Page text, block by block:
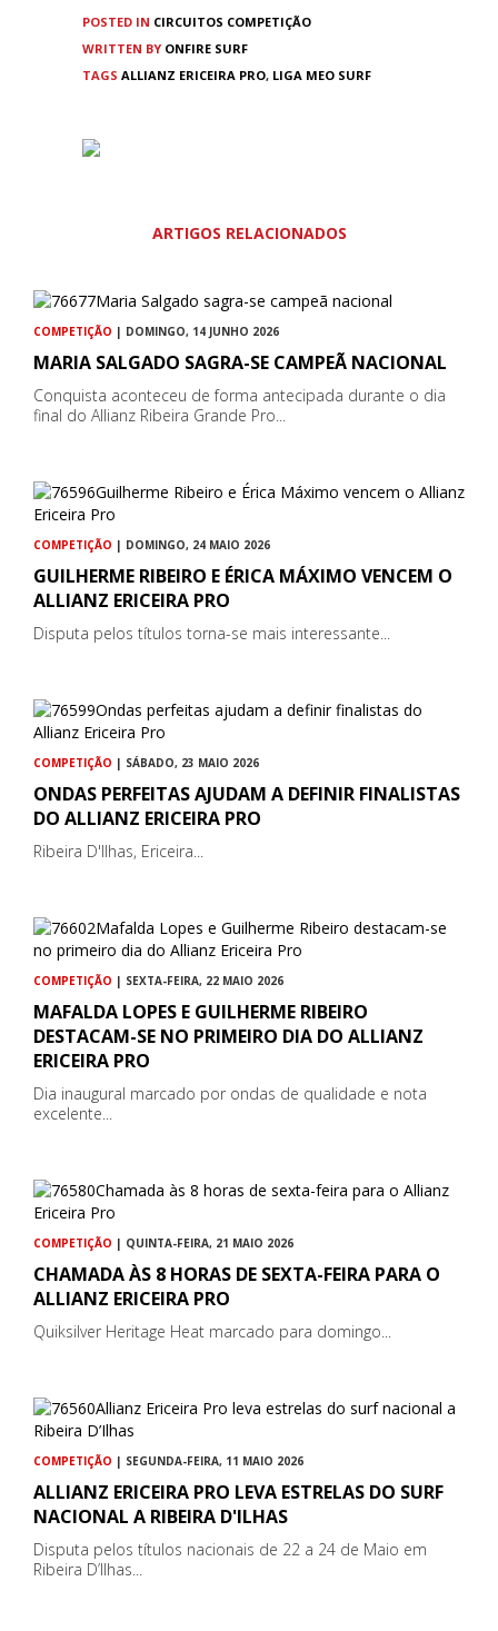
POSTED IN CIRCUITOS COMPETIÇÃO
WRITTEN BY ONFIRE SURF
TAGS ALLIANZ ERICEIRA PRO, LIGA MEO SURF
ARTIGOS RELACIONADOS
COMPETIÇÃO | DOMINGO, 14 JUNHO 2026
MARIA SALGADO SAGRA-SE CAMPEÃ NACIONAL
Conquista aconteceu de forma antecipada durante o dia
final do Allianz Ribeira Grande Pro...
COMPETIÇÃO | DOMINGO, 24 MAIO 2026
GUILHERME RIBEIRO E ÉRICA MÁXIMO VENCEM O
ALLIANZ ERICEIRA PRO
Disputa pelos títulos torna-se mais interessante...
COMPETIÇÃO | SÁBADO, 23 MAIO 2026
ONDAS PERFEITAS AJUDAM A DEFINIR FINALISTAS
DO ALLIANZ ERICEIRA PRO
Ribeira D'Ilhas, Ericeira...
COMPETIÇÃO | SEXTA-FEIRA, 22 MAIO 2026
MAFALDA LOPES E GUILHERME RIBEIRO
DESTACAM-SE NO PRIMEIRO DIA DO ALLIANZ
ERICEIRA PRO
Dia inaugural marcado por ondas de qualidade e nota
excelente...
COMPETIÇÃO | QUINTA-FEIRA, 21 MAIO 2026
CHAMADA ÀS 8 HORAS DE SEXTA-FEIRA PARA O
ALLIANZ ERICEIRA PRO
Quiksilver Heritage Heat marcado para domingo...
COMPETIÇÃO | SEGUNDA-FEIRA, 11 MAIO 2026
ALLIANZ ERICEIRA PRO LEVA ESTRELAS DO SURF
NACIONAL A RIBEIRA D'ILHAS
Disputa pelos títulos nacionais de 22 a 24 de Maio em
Ribeira D’Ilhas...